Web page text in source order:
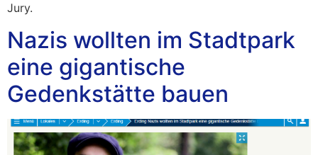
Jury.
Nazis wollten im Stadtpark
eine gigantische
Gedenkstätte bauen